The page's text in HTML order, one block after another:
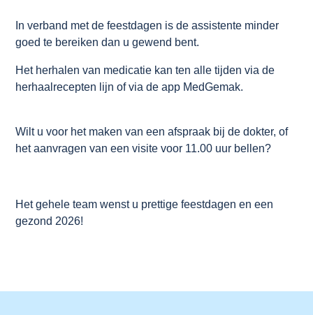
In verband met de feestdagen is de assistente minder
goed te bereiken dan u gewend bent.
Het herhalen van medicatie kan ten alle tijden via de
herhaalrecepten lijn of via de app MedGemak.
Wilt u voor het maken van een afspraak bij de dokter, of
het aanvragen van een visite voor 11.00 uur bellen?
Het gehele team wenst u prettige feestdagen en een
gezond 2026!